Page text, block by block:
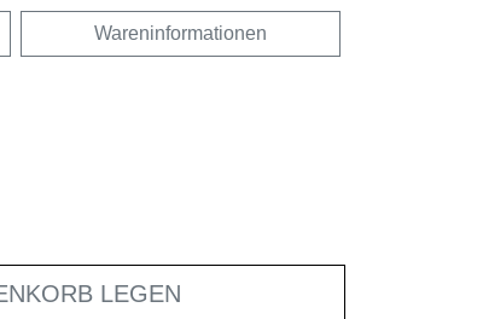
Wareninformationen
LEGEN